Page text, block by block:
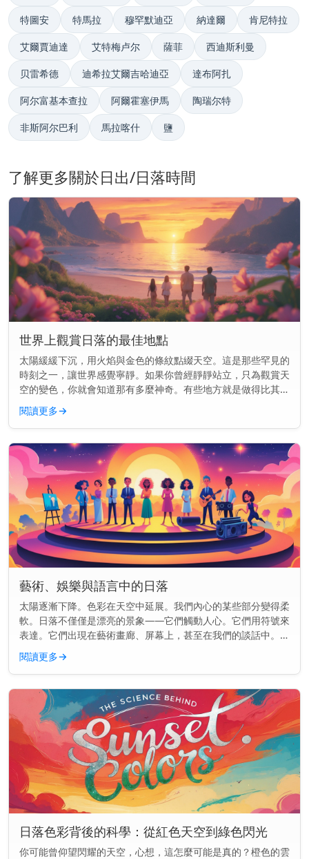
特圖安 特馬拉 穆罕默迪亞 納達爾 肯尼特拉
艾爾賈迪達 艾特梅卢尔 薩菲 西迪斯利曼
贝雷希德 迪希拉艾爾吉哈迪亞 達布阿扎
阿尔富基本查拉 阿爾霍塞伊馬 陶瑞尔特
非斯阿尔巴利 馬拉喀什 鹽
了解更多關於日出/日落時間
世界上觀賞日落的最佳地點
太陽緩緩下沉，用火焰與金色的條紋點綴天空。這是那些罕見的
時刻之一，讓世界感覺寧靜。如果你曾經靜靜站立，只為觀賞天
空的變色，你就會知道那有多麼神奇。有些地方就是做得比其他
地方更好。這裡的景色就像是為你而畫的一樣。 快速見解： 前
往聖托里尼、大...
閱讀更多→
藝術、娛樂與語言中的日落
太陽逐漸下降。色彩在天空中延展。我們內心的某些部分變得柔
軟。日落不僅僅是漂亮的景象——它們觸動人心。它們用符號來
表達。它們出現在藝術畫廊、屏幕上，甚至在我們的談話中。但
為什麼日落總是出現在各處呢？ 主要見解： 日落在文化中如此
頻繁出現，是因...
閱讀更多→
日落色彩背後的科學：從紅色天空到綠色閃光
你可能曾仰望閃耀的天空，心想，這怎麼可能是真的？橙色的雲